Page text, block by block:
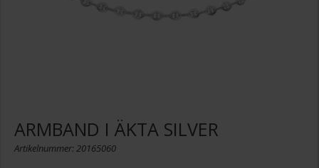
ARMBAND I ÄKTA SILVER
Artikelnummer: 20165060